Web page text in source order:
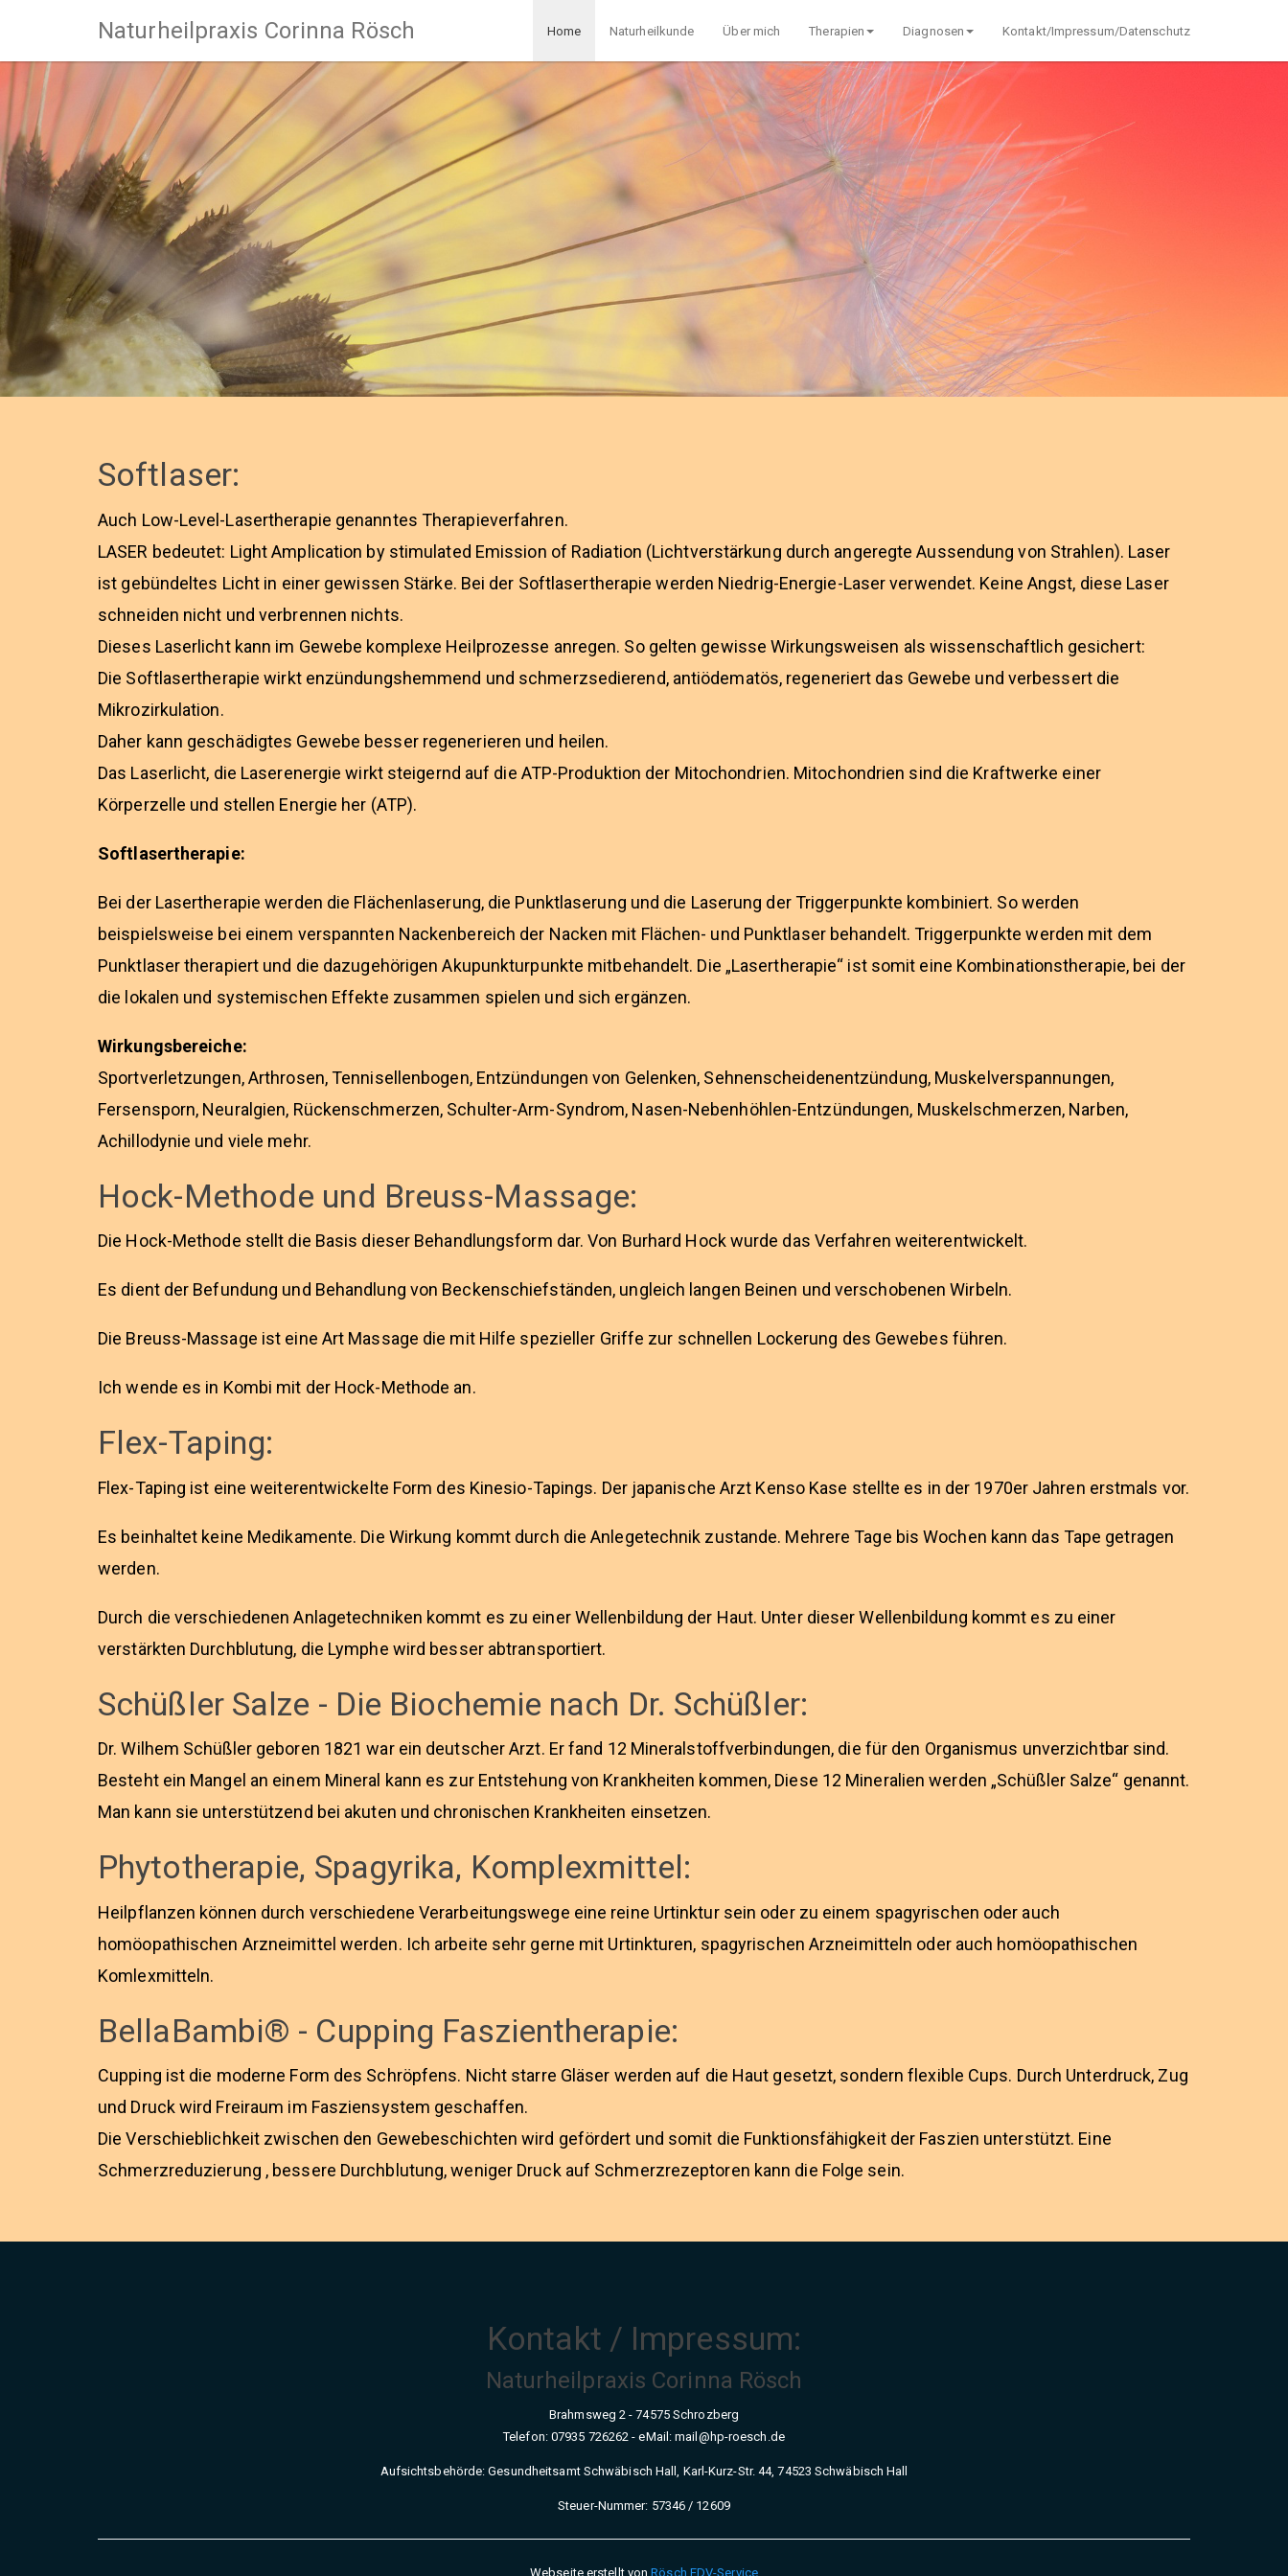
Naturheilpraxis Corinna Rösch Home Naturheilkunde Über mich Therapien Diagnosen Kontakt/Impressum/Datenschutz
Softlaser:
Auch Low-Level-Lasertherapie genanntes Therapieverfahren.
LASER bedeutet: Light Amplication by stimulated Emission of Radiation (Lichtverstärkung durch angeregte Aussendung von Strahlen). Laser
ist gebündeltes Licht in einer gewissen Stärke. Bei der Softlasertherapie werden Niedrig-Energie-Laser verwendet. Keine Angst, diese Laser
schneiden nicht und verbrennen nichts.
Dieses Laserlicht kann im Gewebe komplexe Heilprozesse anregen. So gelten gewisse Wirkungsweisen als wissenschaftlich gesichert:
Die Softlasertherapie wirkt enzündungshemmend und schmerzsedierend, antiödematös, regeneriert das Gewebe und verbessert die
Mikrozirkulation.
Daher kann geschädigtes Gewebe besser regenerieren und heilen.
Das Laserlicht, die Laserenergie wirkt steigernd auf die ATP-Produktion der Mitochondrien. Mitochondrien sind die Kraftwerke einer
Körperzelle und stellen Energie her (ATP).
Softlasertherapie:
Bei der Lasertherapie werden die Flächenlaserung, die Punktlaserung und die Laserung der Triggerpunkte kombiniert. So werden
beispielsweise bei einem verspannten Nackenbereich der Nacken mit Flächen- und Punktlaser behandelt. Triggerpunkte werden mit dem
Punktlaser therapiert und die dazugehörigen Akupunkturpunkte mitbehandelt. Die „Lasertherapie“ ist somit eine Kombinationstherapie, bei der
die lokalen und systemischen Effekte zusammen spielen und sich ergänzen.
Wirkungsbereiche:
Sportverletzungen, Arthrosen, Tennisellenbogen, Entzündungen von Gelenken, Sehnenscheidenentzündung, Muskelverspannungen,
Fersensporn, Neuralgien, Rückenschmerzen, Schulter-Arm-Syndrom, Nasen-Nebenhöhlen-Entzündungen, Muskelschmerzen, Narben,
Achillodynie und viele mehr.
Hock-Methode und Breuss-Massage:
Die Hock-Methode stellt die Basis dieser Behandlungsform dar. Von Burhard Hock wurde das Verfahren weiterentwickelt.
Es dient der Befundung und Behandlung von Beckenschiefständen, ungleich langen Beinen und verschobenen Wirbeln.
Die Breuss-Massage ist eine Art Massage die mit Hilfe spezieller Griffe zur schnellen Lockerung des Gewebes führen.
Ich wende es in Kombi mit der Hock-Methode an.
Flex-Taping:
Flex-Taping ist eine weiterentwickelte Form des Kinesio-Tapings. Der japanische Arzt Kenso Kase stellte es in der 1970er Jahren erstmals vor.
Es beinhaltet keine Medikamente. Die Wirkung kommt durch die Anlegetechnik zustande. Mehrere Tage bis Wochen kann das Tape getragen
werden.
Durch die verschiedenen Anlagetechniken kommt es zu einer Wellenbildung der Haut. Unter dieser Wellenbildung kommt es zu einer
verstärkten Durchblutung, die Lymphe wird besser abtransportiert.
Schüßler Salze - Die Biochemie nach Dr. Schüßler:
Dr. Wilhem Schüßler geboren 1821 war ein deutscher Arzt. Er fand 12 Mineralstoffverbindungen, die für den Organismus unverzichtbar sind.
Besteht ein Mangel an einem Mineral kann es zur Entstehung von Krankheiten kommen, Diese 12 Mineralien werden „Schüßler Salze“ genannt.
Man kann sie unterstützend bei akuten und chronischen Krankheiten einsetzen.
Phytotherapie, Spagyrika, Komplexmittel:
Heilpflanzen können durch verschiedene Verarbeitungswege eine reine Urtinktur sein oder zu einem spagyrischen oder auch
homöopathischen Arzneimittel werden. Ich arbeite sehr gerne mit Urtinkturen, spagyrischen Arzneimitteln oder auch homöopathischen
Komlexmitteln.
BellaBambi® - Cupping Faszientherapie:
Cupping ist die moderne Form des Schröpfens. Nicht starre Gläser werden auf die Haut gesetzt, sondern flexible Cups. Durch Unterdruck, Zug
und Druck wird Freiraum im Fasziensystem geschaffen.
Die Verschieblichkeit zwischen den Gewebeschichten wird gefördert und somit die Funktionsfähigkeit der Faszien unterstützt. Eine
Schmerzreduzierung , bessere Durchblutung, weniger Druck auf Schmerzrezeptoren kann die Folge sein.
Kontakt / Impressum:
Naturheilpraxis Corinna Rösch
Brahmsweg 2 - 74575 Schrozberg
Telefon: 07935 726262 - eMail: mail@hp-roesch.de
Aufsichtsbehörde: Gesundheitsamt Schwäbisch Hall, Karl-Kurz-Str. 44, 74523 Schwäbisch Hall
Steuer-Nummer: 57346 / 12609
Webseite erstellt vonRösch EDV-Service